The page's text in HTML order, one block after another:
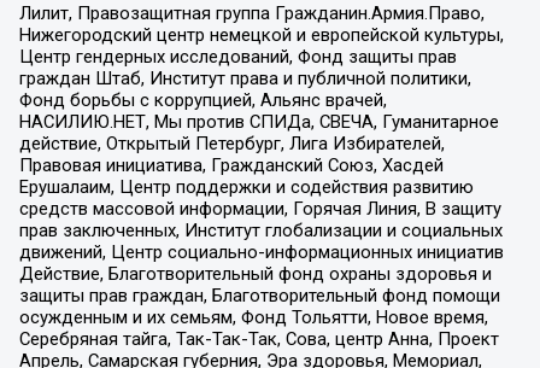
Лилит, Правозащитная группа Гражданин.Армия.Право,
Нижегородский центр немецкой и европейской культуры,
Центр гендерных исследований, Фонд защиты прав
граждан Штаб, Институт права и публичной политики,
Фонд борьбы с коррупцией, Альянс врачей,
НАСИЛИЮ.НЕТ, Мы против СПИДа, СВЕЧА, Гуманитарное
действие, Открытый Петербург, Лига Избирателей,
Правовая инициатива, Гражданский Союз, Хасдей
Ерушалаим, Центр поддержки и содействия развитию
средств массовой информации, Горячая Линия, В защиту
прав заключенных, Институт глобализации и социальных
движений, Центр социально-информационных инициатив
Действие, Благотворительный фонд охраны здоровья и
защиты прав граждан, Благотворительный фонд помощи
осужденным и их семьям, Фонд Тольятти, Новое время,
Серебряная тайга, Так-Так-Так, Сова, центр Анна, Проект
Апрель, Самарская губерния, Эра здоровья, Мемориал,